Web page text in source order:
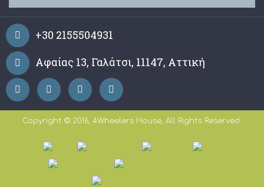
+30 2155504931
Αφαίας 13, Γαλάτσι, 11147, Αττική
Copyright © 2016, 4Wheelers House, All Rights Reserved.